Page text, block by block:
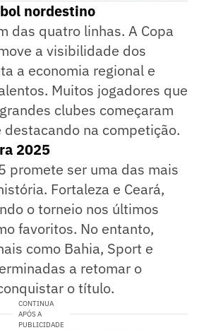
nordestino
das quatro linhas. A Copa
a visibilidade dos
a economia regional e
Muitos jogadores que
clubes começaram
destacando na competição.
2025
promete ser uma das mais
Fortaleza e Ceará,
o torneio nos últimos
favoritos. No entanto,
como Bahia, Sport e
a retomar o
o título.
CONTINUA
APÓS A
PUBLICIDADE